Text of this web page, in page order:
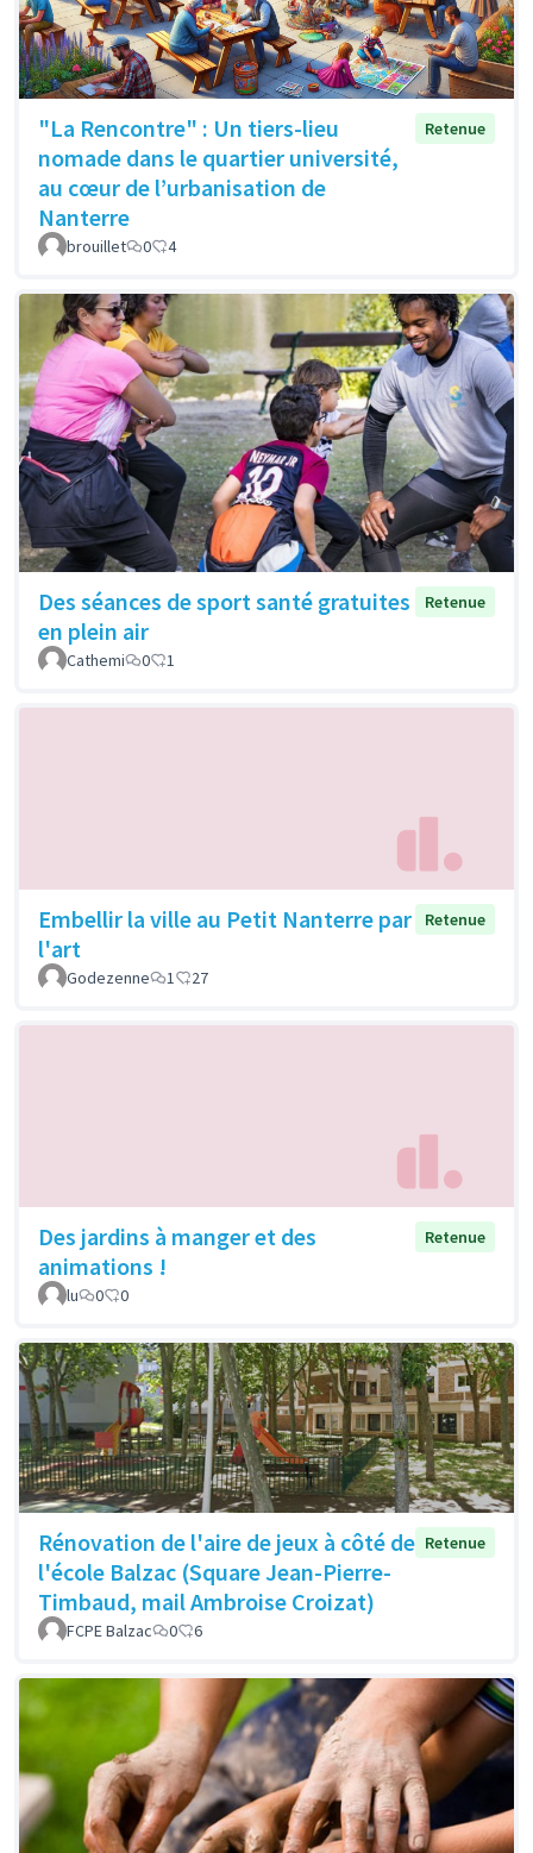
"La Rencontre" : Un tiers-lieu
nomade dans le quartier université,
au cœur de l’urbanisation de
Nanterre
Retenue
brouillet 0 4
Des séances de sport santé gratuites
en plein air
Retenue
Cathemi 0 1
Embellir la ville au Petit Nanterre par
l'art
Retenue
Godezenne 1 27
Des jardins à manger et des
animations !
Retenue
lu 0 0
Rénovation de l'aire de jeux à côté de
l'école Balzac (Square Jean-Pierre-
Timbaud, mail Ambroise Croizat)
Retenue
FCPE Balzac 0 6